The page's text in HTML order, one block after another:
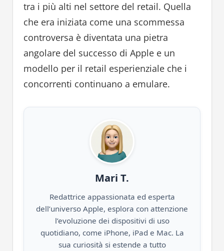
tra i più alti nel settore del retail. Quella
che era iniziata come una scommessa
controversa è diventata una pietra
angolare del successo di Apple e un
modello per il retail esperienziale che i
concorrenti continuano a emulare.
Mari T.
Redattrice appassionata ed esperta
dell’universo Apple, esplora con attenzione
l’evoluzione dei dispositivi di uso
quotidiano, come iPhone, iPad e Mac. La
sua curiosità si estende a tutto